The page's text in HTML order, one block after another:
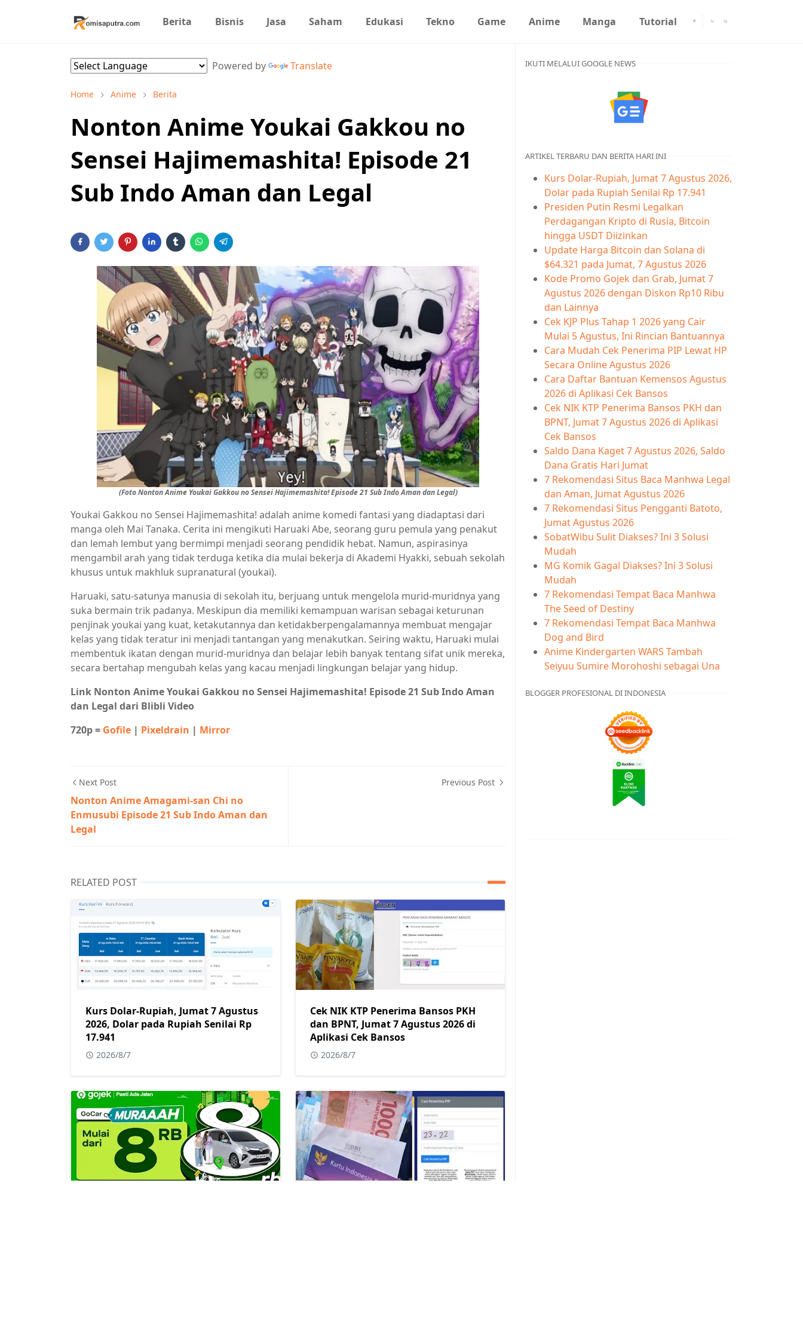
Berita Bisnis Jasa Saham Edukasi Tekno Game Anime Manga Tutorial
Powered by Translate
Home Anime Berita
Nonton Anime Youkai Gakkou no
Sensei Hajimemashita! Episode 21
Sub Indo Aman dan Legal
(Foto Nonton Anime Youkai Gakkou no Sensei Hajimemashita! Episode 21 Sub Indo Aman dan Legal)
Youkai Gakkou no Sensei Hajimemashita! adalah anime komedi fantasi yang diadaptasi dari
manga oleh Mai Tanaka. Cerita ini mengikuti Haruaki Abe, seorang guru pemula yang penakut
dan lemah lembut yang bermimpi menjadi seorang pendidik hebat. Namun, aspirasinya
mengambil arah yang tidak terduga ketika dia mulai bekerja di Akademi Hyakki, sebuah sekolah
khusus untuk makhluk supranatural (youkai).
Haruaki, satu-satunya manusia di sekolah itu, berjuang untuk mengelola murid-muridnya yang
suka bermain trik padanya. Meskipun dia memiliki kemampuan warisan sebagai keturunan
penjinak youkai yang kuat, ketakutannya dan ketidakberpengalamannya membuat mengajar
kelas yang tidak teratur ini menjadi tantangan yang menakutkan. Seiring waktu, Haruaki mulai
membentuk ikatan dengan murid-muridnya dan belajar lebih banyak tentang sifat unik mereka,
secara bertahap mengubah kelas yang kacau menjadi lingkungan belajar yang hidup.
Link Nonton Anime Youkai Gakkou no Sensei Hajimemashita! Episode 21 Sub Indo Aman
dan Legal dari Blibli Video
720p = Gofile | Pixeldrain | Mirror
Next Post
Nonton Anime Amagami-san Chi no
Enmusubi Episode 21 Sub Indo Aman dan
Legal
Previous Post
RELATED POST
Kurs Dolar-Rupiah, Jumat 7 Agustus
2026, Dolar pada Rupiah Senilai Rp
17.941
2026/8/7
Cek NIK KTP Penerima Bansos PKH
dan BPNT, Jumat 7 Agustus 2026 di
Aplikasi Cek Bansos
2026/8/7
IKUTI MELALUI GOOGLE NEWS
ARTIKEL TERBARU DAN BERITA HARI INI
Kurs Dolar-Rupiah, Jumat 7 Agustus 2026,
Dolar pada Rupiah Senilai Rp 17.941
Presiden Putin Resmi Legalkan
Perdagangan Kripto di Rusia, Bitcoin
hingga USDT Diizinkan
Update Harga Bitcoin dan Solana di
$64.321 pada Jumat, 7 Agustus 2026
Kode Promo Gojek dan Grab, Jumat 7
Agustus 2026 dengan Diskon Rp10 Ribu
dan Lainnya
Cek KJP Plus Tahap 1 2026 yang Cair
Mulai 5 Agustus, Ini Rincian Bantuannya
Cara Mudah Cek Penerima PIP Lewat HP
Secara Online Agustus 2026
Cara Daftar Bantuan Kemensos Agustus
2026 di Aplikasi Cek Bansos
Cek NIK KTP Penerima Bansos PKH dan
BPNT, Jumat 7 Agustus 2026 di Aplikasi
Cek Bansos
Saldo Dana Kaget 7 Agustus 2026, Saldo
Dana Gratis Hari Jumat
7 Rekomendasi Situs Baca Manhwa Legal
dan Aman, Jumat Agustus 2026
7 Rekomendasi Situs Pengganti Batoto,
Jumat Agustus 2026
SobatWibu Sulit Diakses? Ini 3 Solusi
Mudah
MG Komik Gagal Diakses? Ini 3 Solusi
Mudah
7 Rekomendasi Tempat Baca Manhwa
The Seed of Destiny
7 Rekomendasi Tempat Baca Manhwa
Dog and Bird
Anime Kindergarten WARS Tambah
Seiyuu Sumire Morohoshi sebagai Una
BLOGGER PROFESIONAL DI INDONESIA